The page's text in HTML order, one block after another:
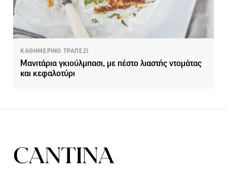
ΚΑΘΗΜΕΡΙΝΟ ΤΡΑΠΕΖΙ
Μανιτάρια γκιούλμπασι, με πέστο λιαστής ντομάτας
και κεφαλοτύρι